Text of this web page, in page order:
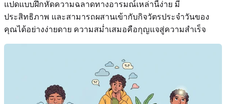
แปดแบบฝึกหัดความฉลาดทางอารมณ์เหล่านี้ง่าย มี
ประสิทธิภาพ และสามารถผสานเข้ากับกิจวัตรประจำวันของ
คุณได้อย่างง่ายดาย ความสม่ำเสมอคือกุญแจสู่ความสำเร็จ